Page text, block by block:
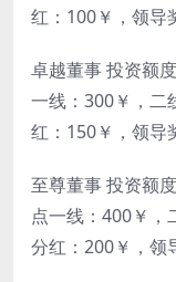
红：100￥，领导
卓越董事 投资额
一线：300￥，二
红：150￥，领导
至尊董事 投资额
点一线：400￥，
分红：200￥，领